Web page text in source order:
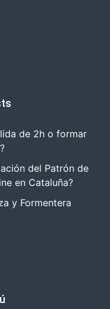
de 2h o formar
del Patrón de
en Cataluña?
y Formentera